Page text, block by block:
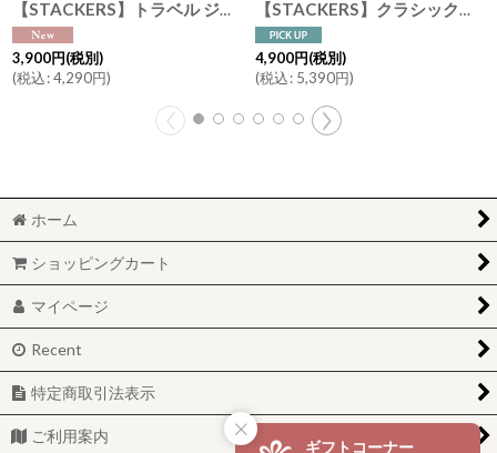
【STACKERS】トラベル ジュエリーボックス S Travel S レッド Red スタッカーズ ロンドン
3,900円(税別)
(税込:4,290円)
【STACKERS】クラシック ジュエリーボックス 3sec グレー ＆ ミント Dove Grey & Mint スタッカーズ ロンドン イギリス
4,900円(税別)
(税込: 5,390円)
ホーム
ショッピングカート
マイページ
Recent
特定商取引法表示
ご利用案内
ギフトコーナー